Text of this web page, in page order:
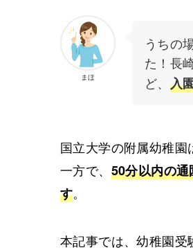
まほ
うちの
た！長
ど、 入
国立大学の附属幼稚
一方で、 50分以内の
す。
本記事では、幼稚園受